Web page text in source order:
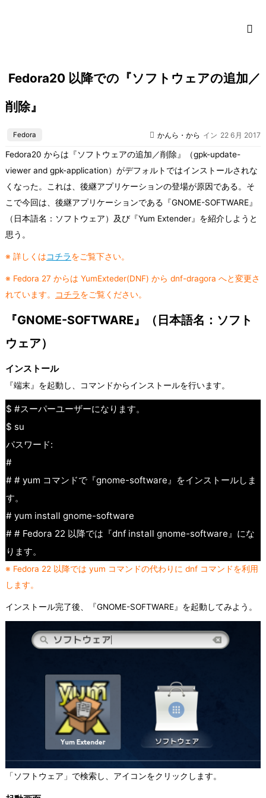
キ
Fedora20 以降での『ソフトウェアの追加／
削除』
Fedora かんら・から イン 22 6月 2017
Fedora20 からは『ソフトウェアの追加／削除』（gpk-update-
viewer and gpk-application）がデフォルトではインストールされな
くなった。これは、後継アプリケーションの登場が原因である。そ
こで今回は、後継アプリケーションである『GNOME-SOFTWARE』
（日本語名：ソフトウェア）及び『Yum Extender』を紹介しようと
思う。
※ 詳しくはコチラをご覧下さい。
※ Fedora 27 からは YumExteder(DNF) から dnf-dragora へと変更さ
れています。
コチラをご覧ください。
『GNOME-SOFTWARE』（日本語名：ソフト
ウェア）
インストール
『端末』を起動し、コマンドからインストールを行います。
$ #スーパーユーザーになります。
$ su
パスワード:
#
# # yum コマンドで『gnome-software』をインストールしま
す。
# yum install gnome-software
# # Fedora 22 以降では『dnf install gnome-software』にな
ります。
※ Fedora 22 以降では yum コマンドの代わりに dnf コマンドを利用
します。
インストール完了後、『GNOME-SOFTWARE』を起動してみよう。
「ソフトウェア」で検索し、アイコンをクリックします。